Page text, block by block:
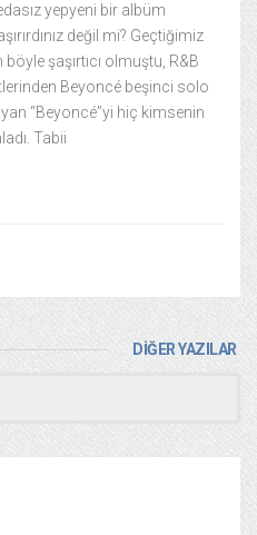
yepyeni bir albüm
değil mi? Geçtiğimiz
şaşırtıcı olmuştu, R&B
Beyoncé beşinci solo
“Beyoncé”yi hiç kimsenin
Tabii
DİĞER YAZILAR